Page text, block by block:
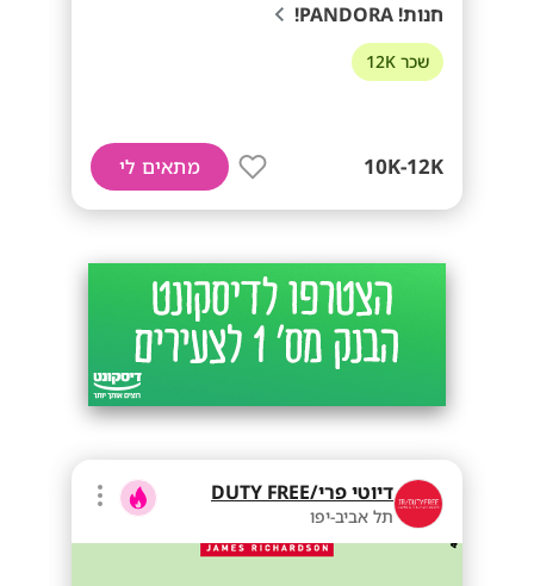
חנות! PANDORA!
שכר 12K
10K-12K מתאים לי
דיוטי פרי/DUTY FREE
תל אביב-יפו